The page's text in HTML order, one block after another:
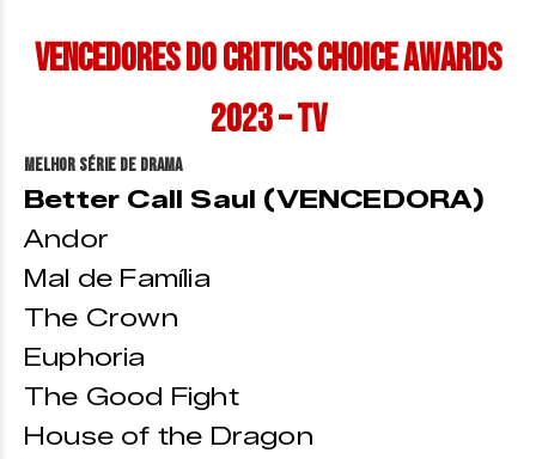
Vencedores do Critics Choice Awards
2023 – TV
Melhor Série de Drama
Better Call Saul (VENCEDORA)
Andor
Mal de Família
The Crown
Euphoria
The Good Fight
House of the Dragon